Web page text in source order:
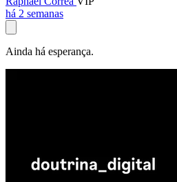
há 2 semanas
Ainda há esperança.